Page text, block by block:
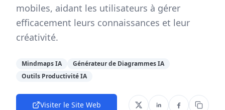
mobiles, aidant les utilisateurs à gérer
efficacement leurs connaissances et leur
créativité.
Mindmaps IA
Générateur de Diagrammes IA
Outils Productivité IA
Visiter le Site Web